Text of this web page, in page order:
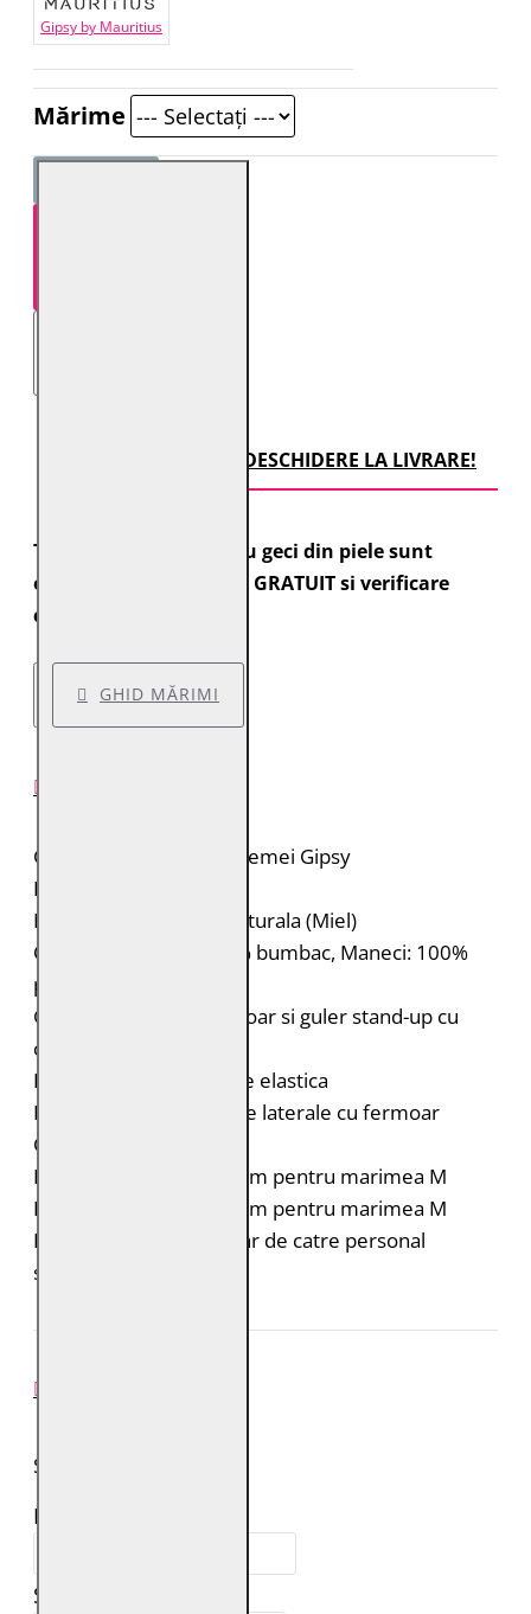
Gipsy by Mauritius
Mărime
TRANSPORT CU DESCHIDERE LA LIVRARE!
Toate comenzile pentru geci din piele sunt
expediate cu transport GRATUIT si verificare
colet.
GHID MĂRIMI
Geaca de piele pentru femei Gipsy
Brand: Gipsy
Material: 100% piele naturala (Miel)
Captuseala: Corp: 100% bumbac, Maneci: 100%
poliester
Geaca de piele cu fermoar si guler stand-up cu
capsa
Insertii laterale din piele elastica
Doua buzunare verticale laterale cu fermoar
Croiala: Regular Fit
Lungimea spatelui: 54 cm pentru marimea M
Lungimea manecii: 63 cm pentru marimea M
Intretinere: Spalare doar de catre personal
specializat
SPUNE-ŢI PAREREA
Numele tău:
Scrie review: